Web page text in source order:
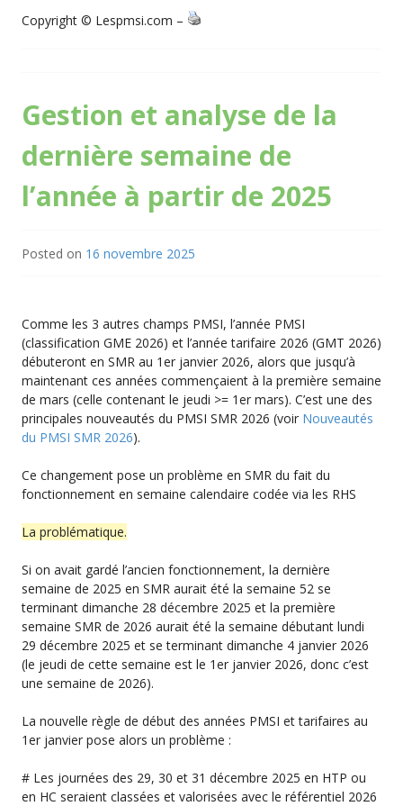
Copyright © Lespmsi.com –
Gestion et analyse de la
dernière semaine de
l’année à partir de 2025
Posted on 16 novembre 2025
Comme les 3 autres champs PMSI, l’année PMSI
(classification GME 2026) et l’année tarifaire 2026 (GMT 2026)
débuteront en SMR au 1er janvier 2026, alors que jusqu’à
maintenant ces années commençaient à la première semaine
de mars (celle contenant le jeudi >= 1er mars). C’est une des
principales nouveautés du PMSI SMR 2026 (voir Nouveautés
du PMSI SMR 2026).
Ce changement pose un problème en SMR du fait du
fonctionnement en semaine calendaire codée via les RHS
La problématique.
Si on avait gardé l’ancien fonctionnement, la dernière
semaine de 2025 en SMR aurait été la semaine 52 se
terminant dimanche 28 décembre 2025 et la première
semaine SMR de 2026 aurait été la semaine débutant lundi
29 décembre 2025 et se terminant dimanche 4 janvier 2026
(le jeudi de cette semaine est le 1er janvier 2026, donc c’est
une semaine de 2026).
La nouvelle règle de début des années PMSI et tarifaires au
1er janvier pose alors un problème :
# Les journées des 29, 30 et 31 décembre 2025 en HTP ou
en HC seraient classées et valorisées avec le référentiel 2026